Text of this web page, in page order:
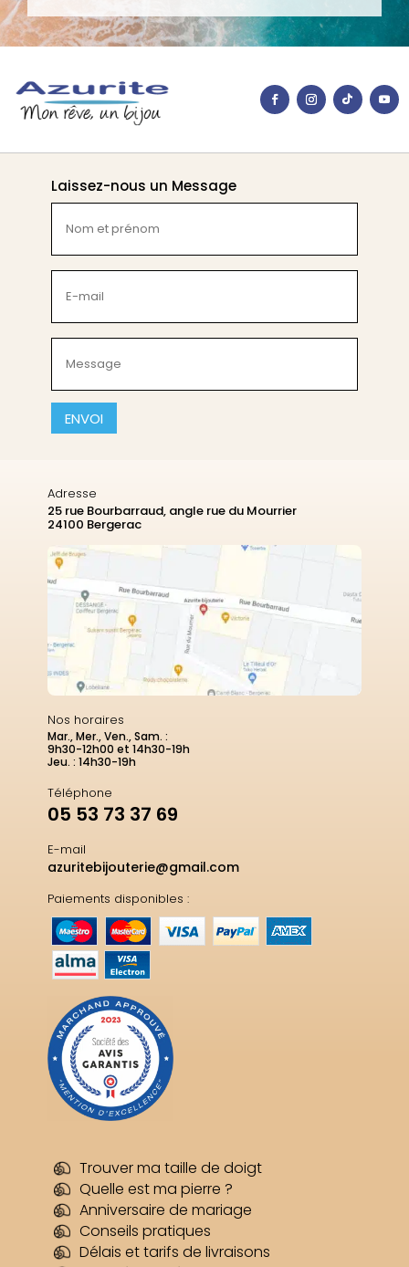
Laissez-nous un Message
et
prénom
(Nécessaire)
mail
(Nécessaire)
(Nécessaire)
CAPTCHA
Adresse
25 rue Bourbarraud, angle rue du Mourrier
24100 Bergerac
Nos horaires
Mar., Mer., Ven., Sam. :
9h30-12h00 et 14h30-19h
Jeu. : 14h30-19h
Téléphone
05 53 73 37 69
E-mail
azuritebijouterie@gmail.com
Paiements disponibles :
Trouver ma taille de doigt
Quelle est ma pierre ?
Anniversaire de mariage
Conseils pratiques
Délais et tarifs de livraisons